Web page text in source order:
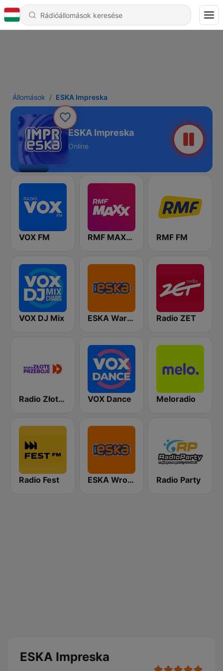
Állomások ESKA Impreska
ESKA Impreska
Online
VOX FM RMF MAXXX RMF FM
VOX DJ Mix ESKA Warszawa Radio ZET
Radio Złote Przeboje VOX Dance Meloradio
Radio Fest ESKA Wrocław Radio Party
ESKA Impreska